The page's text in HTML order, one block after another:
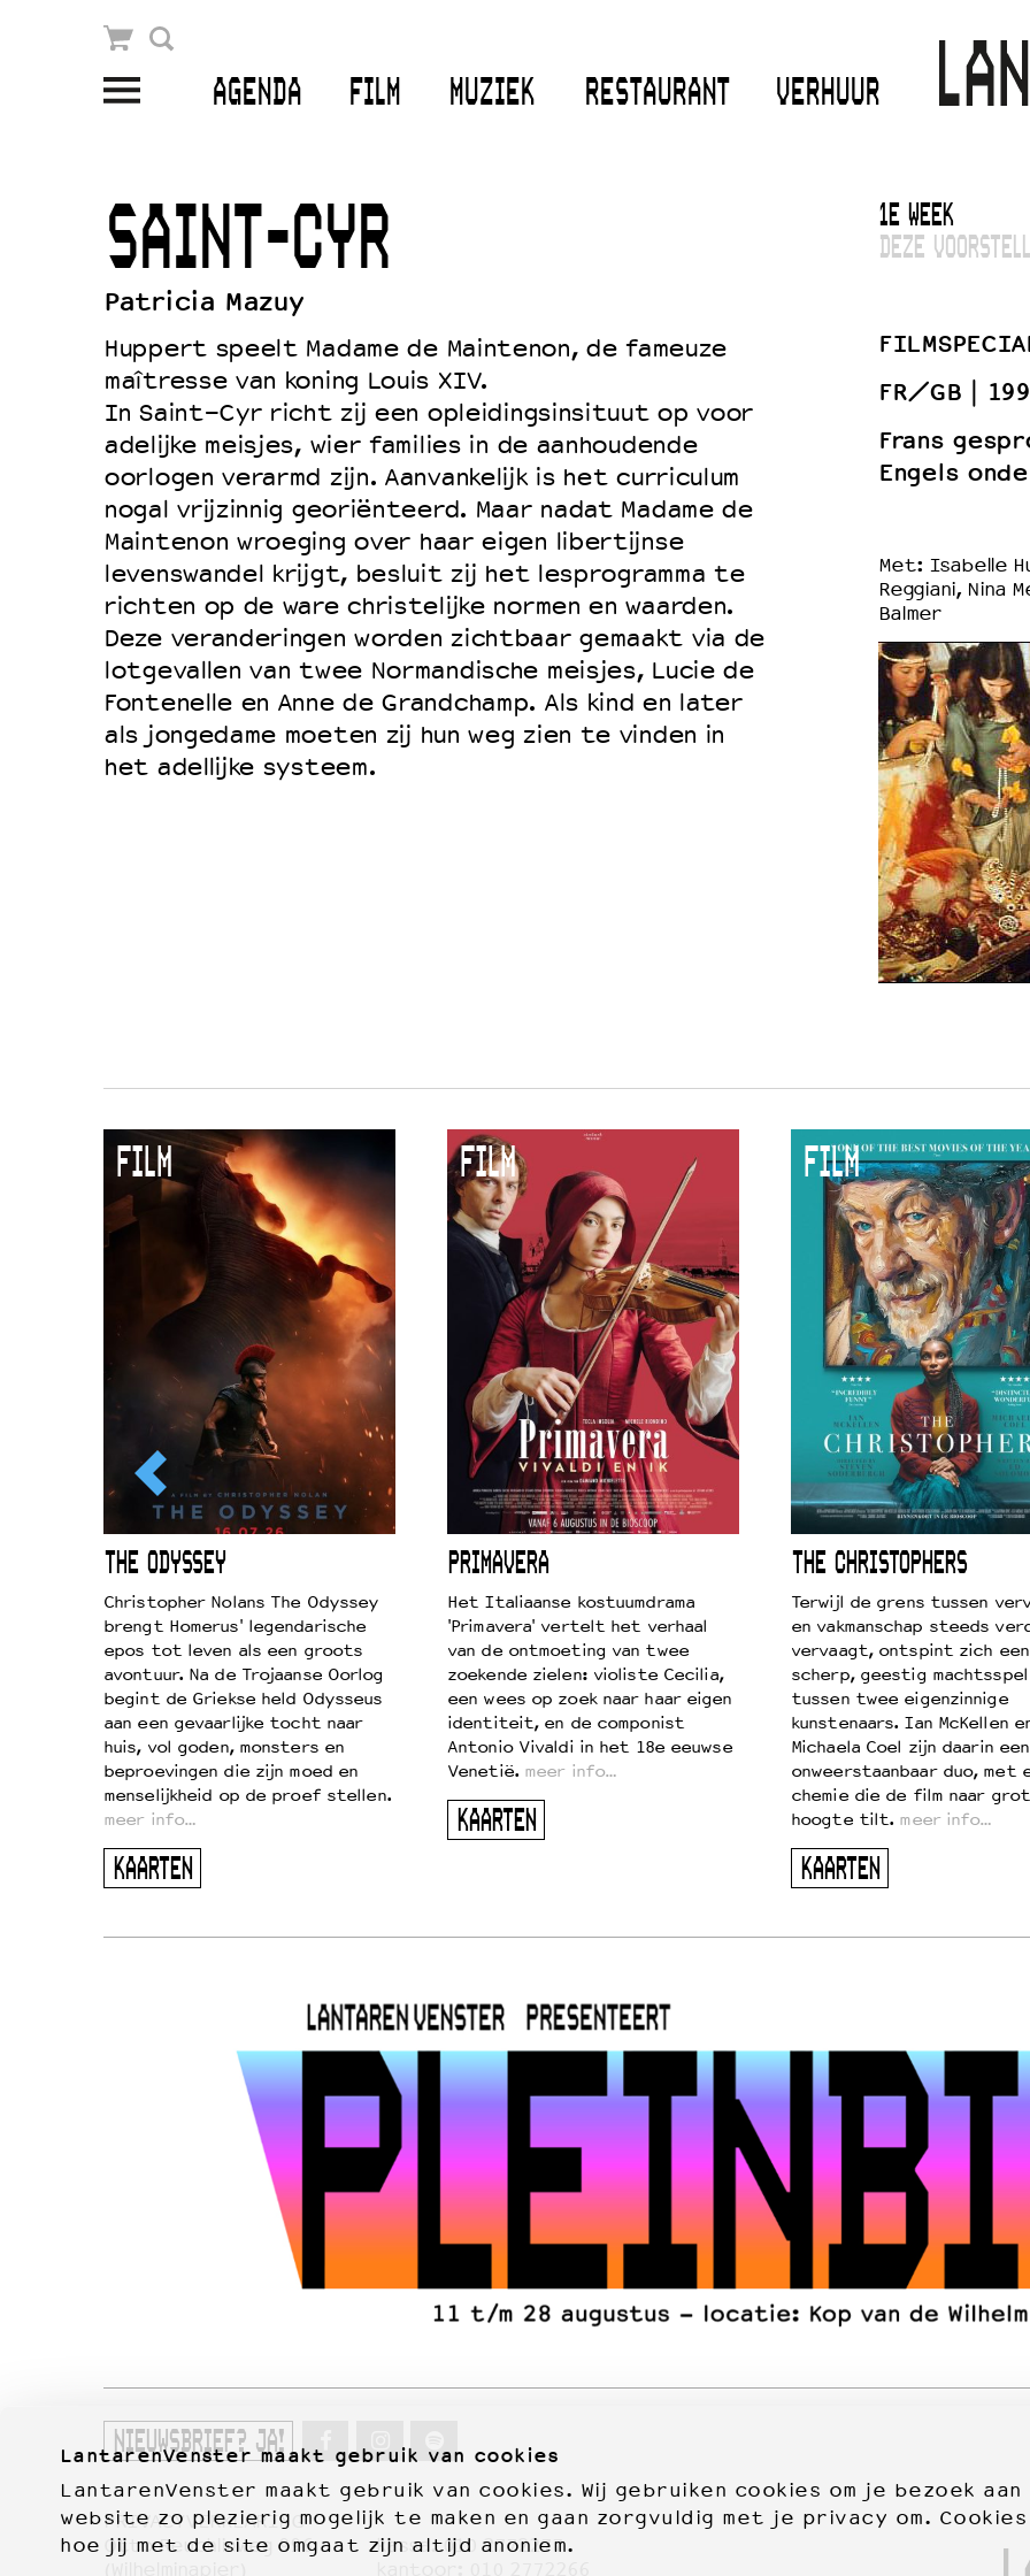
LantarenVenster maakt gebruik van cookies
LantarenVenster maakt gebruik van cookies. Wij gebruiken cookies om je bezoek aan
website zo plezierig mogelijk te maken en gaan zorgvuldig met je privacy om.
hoe jij met de site omgaat zijn altijd anoniem.
AGENDA FILM MUZIEK RESTAURANT VERHUUR
Winkelmandje
Openingstijden & contact
Bereikbaarheid
Kaartverkoop
EDUCATIE
Schoolvoorstellingen
Filmprogramma’s Primair Onderwijs
Filmprogramma’s VO/MBO
Speciale educatieprogramma’s
OVER LANTARENVENSTER
Wat we doen
Werken bij
Wie is wie
Ruimte voor artistieke vrijheid – VNPF
SAINT-CYR
Patricia Mazuy
Huppert speelt Madame de Maintenon, de fameuze
maîtresse van koning Louis XIV.
In Saint-Cyr richt zij een opleidingsinsituut op voor
adelijke meisjes, wier families in de aanhoudende
oorlogen verarmd zijn. Aanvankelijk is het curriculum
nogal vrijzinnig georiënteerd. Maar nadat Madame de
Maintenon wroeging over haar eigen libertijnse
levenswandel krijgt, besluit zij het lesprogramma te
richten op de ware christelijke normen en waarden.
Deze veranderingen worden zichtbaar gemaakt via de
lotgevallen van twee Normandische meisjes, Lucie de
Fontenelle en Anne de Grandchamp. Als kind en later
als jongedame moeten zij hun weg zien te vinden in
het adellijke systeem.
1E WEEK
DEZE
FR/GB
Frans
Engels
Met: Isabelle
Reggiani, Nina
Balmer
FILM
THE ODYSSEY
Christopher Nolans The Odyssey
brengt Homerus' legendarische
epos tot leven als een groots
avontuur. Na de Trojaanse Oorlog
begint de Griekse held Odysseus
aan een gevaarlijke tocht naar
huis, vol goden, monsters en
beproevingen die zijn moed en
menselijkheid op de proef stellen.
meer info…
KAARTEN
FILM
PRIMAVERA
Het Italiaanse kostuumdrama
'Primavera' vertelt het verhaal
van de ontmoeting van twee
zoekende zielen: violiste Cecilia,
een wees op zoek naar haar eigen
identiteit, en de componist
Antonio Vivaldi in het 18e eeuwse
Venetië. meer info…
KAARTEN
FILM
THE CHRISTOPHERS
Terwijl de grens tussen
en vakmanschap steeds
vervaagt, ontspint zich een
scherp, geestig machtsspel
tussen twee eigenzinnige
kunstenaars. Ian McKellen
Michaela Coel zijn daarin een
onweerstaanbaar duo, met
chemie die de film naar
hoogte tilt. meer info…
KAARTEN
NIEUWSBRIEF? JA!
PRIVACYVERKLARING
Otto Reuchlinweg 996
kassa:010 2772277